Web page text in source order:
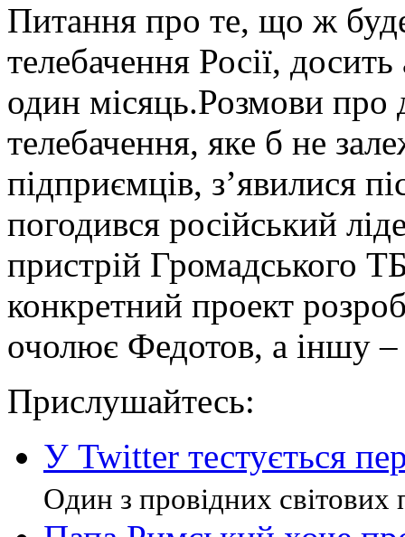
Питання про те, що ж
телебачення Росії,
один місяць.Розмови про
телебачення, яке б не
підприємців, з’явилися
погодився російський
пристрій Громадського
конкретний проект
очолює Федотов, а іншу –
Прислушайтесь:
У Twitter тестується
Один з провідних світових